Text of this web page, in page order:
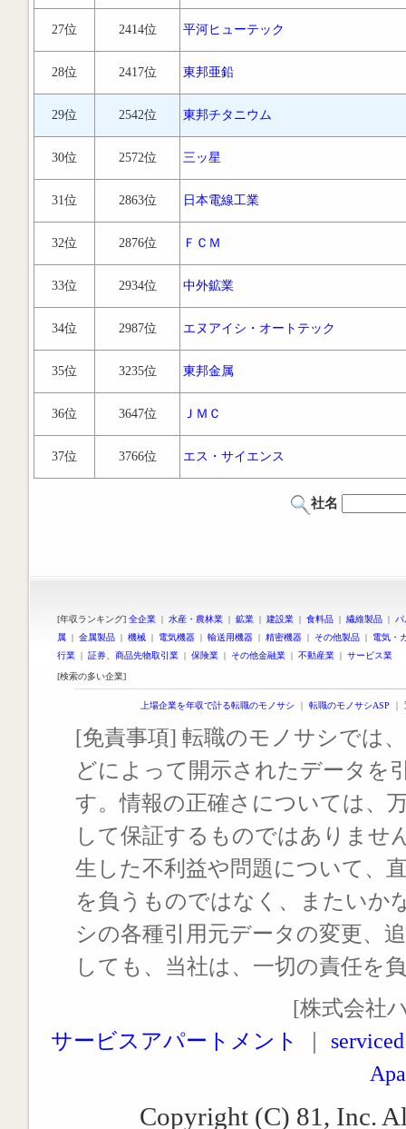
27位 2414位 平河ヒューテック
28位 2417位 東邦亜鉛
29位 2542位 東邦チタニウム
30位 2572位 三ッ星
31位 2863位 日本電線工業
32位 2876位 ＦＣＭ
33位 2934位 中外鉱業
34位 2987位 エヌアイシ・オートテック
35位 3235位 東邦金属
36位 3647位 ＪＭＣ
37位 3766位 エス・サイエンス
社名
[年収ランキング] 全企業 | 水産・農林業 | 鉱業 | 建設業 | 食料品 | 繊維製品 |
属 | 金属製品 | 機械 | 電気機器 | 輸送用機器 | 精密機器 | その他製品 | 電気・
行業 | 証券、商品先物取引業 | 保険業 | その他金融業 | 不動産業 | サービス業
[検索の多い企業]
上場企業を年収で計る転職のモノサシ ｜ 転職のモノサシASP ｜
[免責事項] 転職のモノサシでは
どによって開示されたデータを
す。情報の正確さについては、
して保証するものではありませ
生した不利益や問題について、
を負うものではなく、またいか
シの各種引用元データの変更、
しても、当社は、一切の責任を
[株式会社
サービスアパートメント
Copyright (C) 81, Inc.